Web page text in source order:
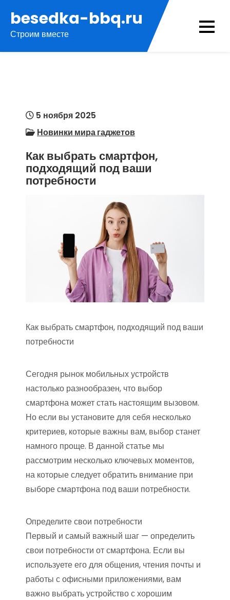
содержимому
besedka-bbq.ru
Строим вместе
5 ноября 2025
Новинки мира гаджетов
Как выбрать смартфон,
подходящий под ваши
потребности
Как выбрать смартфон, подходящий под ваши
потребности
Сегодня рынок мобильных устройств
настолько разнообразен, что выбор
смартфона может стать настоящим вызовом.
Но если вы установите для себя несколько
критериев, которые важны вам, выбор станет
намного проще. В данной статье мы
рассмотрим несколько ключевых моментов,
на которые следует обратить внимание при
выборе смартфона под ваши потребности.
Определите свои потребности
Первый и самый важный шаг — определить
свои потребности от смартфона. Если вы
используете его для общения, чтения почты и
работы с офисными приложениями, вам
важно выбрать устройство с хорошим